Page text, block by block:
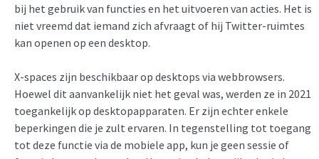
bij het gebruik van functies en het uitvoeren van acties. Het is
niet vreemd dat iemand zich afvraagt of hij Twitter-ruimtes
kan openen op een desktop.
X-spaces zijn beschikbaar op desktops via webbrowsers.
Hoewel dit aanvankelijk niet het geval was, werden ze in 2021
toegankelijk op desktopapparaten. Er zijn echter enkele
beperkingen die je zult ervaren. In tegenstelling tot toegang
tot deze functie via de mobiele app, kun je geen sessie of